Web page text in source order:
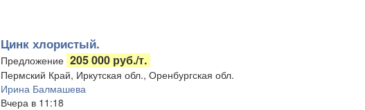
Цинк хлористый.
Предложение 205 000 руб./т.
Пермский Край, Иркутская обл., Оренбургская обл.
Ирина Балмашева
Вчера в 11:18